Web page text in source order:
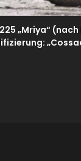
„Mriya“ (nach